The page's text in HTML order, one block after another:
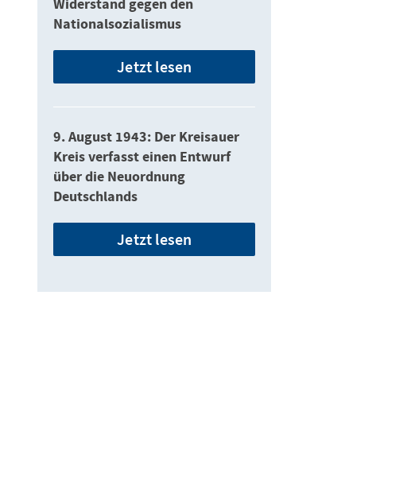
Widerstand gegen den
Nationalsozialismus
Jetzt lesen
9. August 1943: Der Kreisauer
Kreis verfasst einen Entwurf
über die Neuordnung
Deutschlands
Jetzt lesen